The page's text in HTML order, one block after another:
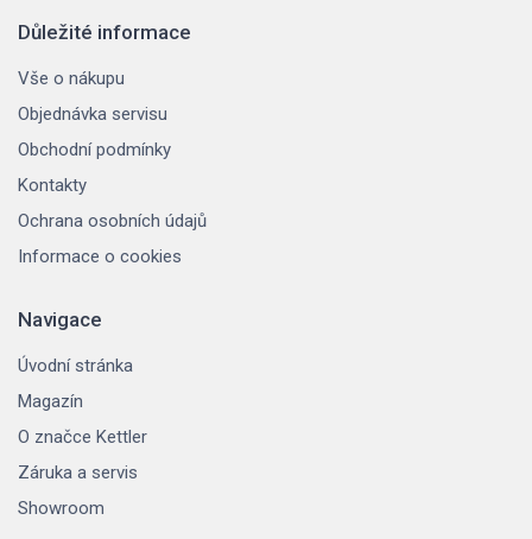
Důležité informace
Vše o nákupu
Objednávka servisu
Obchodní podmínky
Kontakty
Ochrana osobních údajů
Informace o cookies
Navigace
Úvodní stránka
Magazín
O značce Kettler
Záruka a servis
Showroom